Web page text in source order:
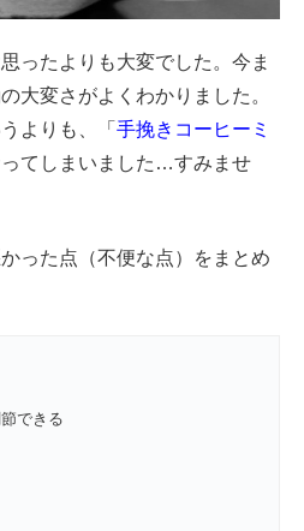
ったよりも大変でした。今ま
大変さがよくわかりました。
よりも、「 手挽きコーヒーミ
ってしまいました…すみませ
った点（不便な点）をまとめ
できる